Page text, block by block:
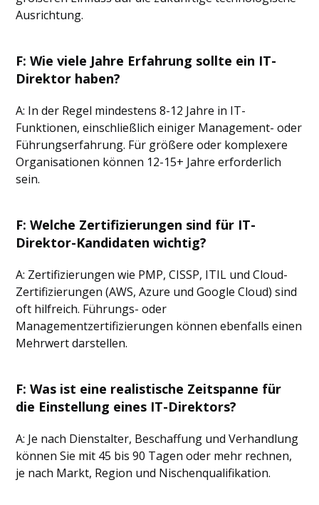
Ausrichtung.
F: Wie viele Jahre Erfahrung sollte ein IT-
Direktor haben?
A: In der Regel mindestens 8-12 Jahre in IT-
Funktionen, einschließlich einiger Management- oder
Führungserfahrung. Für größere oder komplexere
Organisationen können 12-15+ Jahre erforderlich
sein.
F: Welche Zertifizierungen sind für IT-
Direktor-Kandidaten wichtig?
A: Zertifizierungen wie PMP, CISSP, ITIL und Cloud-
Zertifizierungen (AWS, Azure und Google Cloud) sind
oft hilfreich. Führungs- oder
Managementzertifizierungen können ebenfalls einen
Mehrwert darstellen.
F: Was ist eine realistische Zeitspanne für
die Einstellung eines IT-Direktors?
A: Je nach Dienstalter, Beschaffung und Verhandlung
können Sie mit 45 bis 90 Tagen oder mehr rechnen,
je nach Markt, Region und Nischenqualifikation.